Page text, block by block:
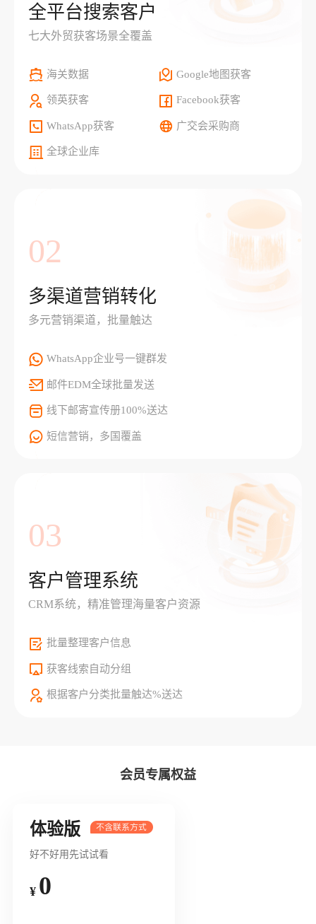
全平台搜索客户
七大外贸获客场景全覆盖
海关数据 Google地图获客
领英获客 Facebook获客
WhatsApp获客 广交会采购商
全球企业库
02
多渠道营销转化
多元营销渠道，批量触达
WhatsApp企业号一键群发
邮件EDM全球批量发送
线下邮寄宣传册100%送达
短信营销，多国覆盖
03
客户管理系统
CRM系统，精准管理海量客户资源
批量整理客户信息
获客线索自动分组
根据客户分类批量触达%送达
会员专属权益
体验版
好不好用先试试看
¥ 0